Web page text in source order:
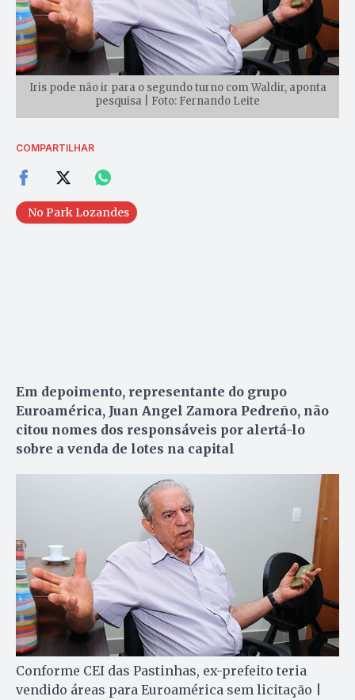
Iris pode não ir para o segundo turno com Waldir, aponta
pesquisa | Foto: Fernando Leite
COMPARTILHAR
No Park Lozandes
Em depoimento, representante do grupo
Euroamérica, Juan Angel Zamora Pedreño, não
citou nomes dos responsáveis por alertá-lo
sobre a venda de lotes na capital
Conforme CEI das Pastinhas, ex-prefeito teria
vendido áreas para Euroamérica sem licitação |